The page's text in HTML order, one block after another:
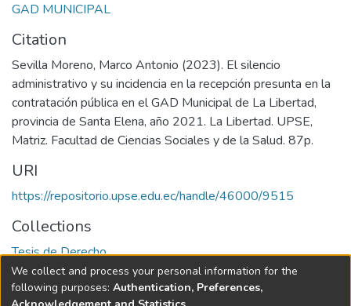
GAD MUNICIPAL
Citation
Sevilla Moreno, Marco Antonio (2023). El silencio
administrativo y su incidencia en la recepción presunta en la
contratación pública en el GAD Municipal de La Libertad,
provincia de Santa Elena, año 2021. La Libertad. UPSE,
Matriz. Facultad de Ciencias Sociales y de la Salud. 87p.
URI
https://repositorio.upse.edu.ec/handle/46000/9515
Collections
Tesis de Derecho
Full item page
We collect and process your personal information for the
following purposes: Authentication, Preferences,